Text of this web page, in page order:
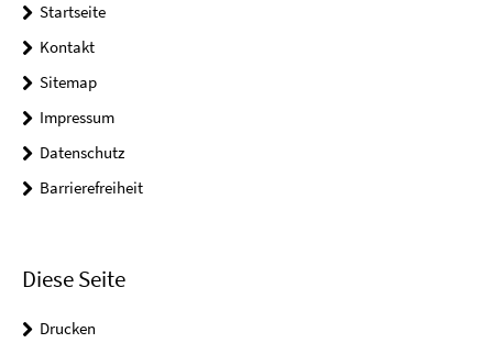
Startseite
Kontakt
Sitemap
Impressum
Datenschutz
Barrierefreiheit
Diese Seite
Drucken